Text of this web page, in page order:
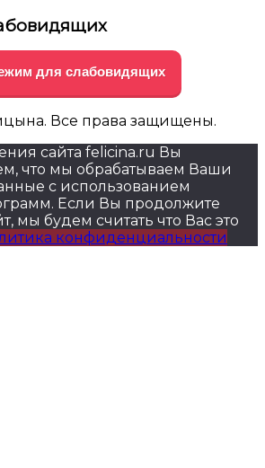
для слабовидящих
Все права защищены.
сайта felicina.ru Вы
что мы обрабатываем Ваши
с использованием
Если Вы продолжите
мы будем считать что Вас это
конфиденциальности